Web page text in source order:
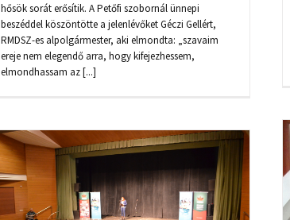
hősök sorát erősítik. A Petőfi szobornál ünnepi
beszéddel köszöntötte a jelenlévőket Géczi Gellért,
RMDSZ-es alpolgármester, aki elmondta: „szavaim
ereje nem elegendő arra, hogy kifejezhessem,
elmondhassam az [...]